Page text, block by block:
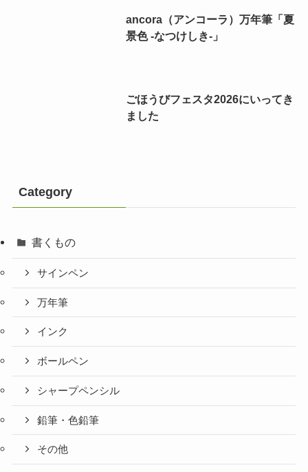
ancora（アンコーラ）万年筆「夏
景色 -なつけしき-」
ごほうびフェスタ2026にいってき
ました
Category
書くもの
サインペン
万年筆
インク
ボールペン
シャープペンシル
鉛筆・色鉛筆
その他